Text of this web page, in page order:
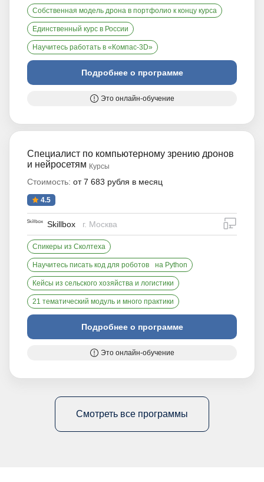
Собственная модель дрона в портфолио к концу курса
Единственный курс в России
Научитесь работать в «Компас-3D»
Подробнее о программе
Это онлайн-обучение
Специалист по компьютерному зрению дронов
и нейросетям Курсы
Стоимость: от 7 683 рубля в месяц
4.5
Skillbox г. Москва
Спикеры из Сколтеха
Научитесь писать код для роботов на Python
Кейсы из сельского хозяйства и логистики
21 тематический модуль и много практики
Подробнее о программе
Это онлайн-обучение
Смотреть все программы